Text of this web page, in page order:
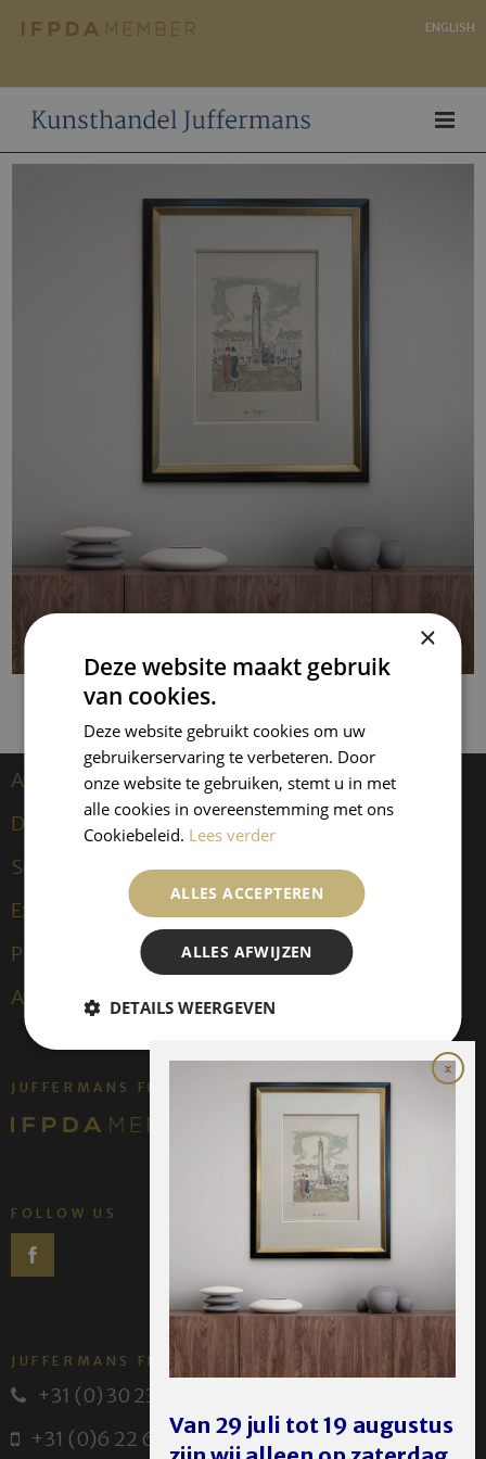
ENGLISH
Artists
Dongen, Kees van
Sculptures
Expositions
Publications
About us
JUFFERMANS FINE ART IS:
FOLLOW US
JUFFERMANS FINE ART
+31 (0) 30 231 14 63
+31 (0)6 22 614 582
Van 29 juli tot 19 augustus
×
Deze website maakt gebruik
van cookies.
Deze website gebruikt cookies om uw
gebruikerservaring te verbeteren. Door
onze website te gebruiken, stemt u in met
alle cookies in overeenstemming met ons
Cookiebeleid. Lees verder
ALLES ACCEPTEREN
ALLES AFWIJZEN
DETAILS WEERGEVEN